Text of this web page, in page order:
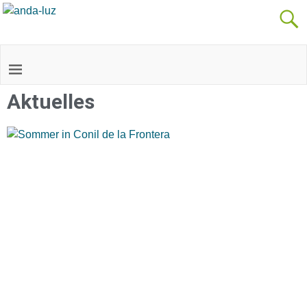
Aktuelles